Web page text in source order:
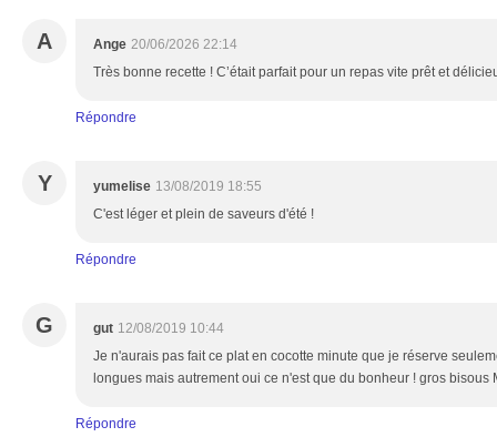
A Ange 20/06/2026 22:14
Très bonne recette ! C’était parfait pour un repas vite prêt et
Répondre
Y yumelise 13/08/2019 18:55
C'est léger et plein de saveurs d'été !
Répondre
G gut 12/08/2019 10:44
Je n'aurais pas fait ce plat en cocotte minute que je réserve
longues mais autrement oui ce n'est que du bonheur ! gros bisous
Répondre